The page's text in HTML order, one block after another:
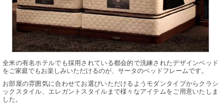
全米の有名ホテルでも採用されている都会的で洗練されたデザインベッド
をご家庭でもお楽しみいただけるのが、サータのベッドフレームです。
お部屋の雰囲気に合わせてお選びいただけるようモダンタイプからクラシ
ックスタイル、エレガントスタイルまで様々なアイテムをご用意いたしま
した。